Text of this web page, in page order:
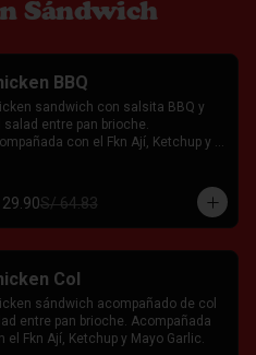
Sándwich
BBQ
sandwich con salsita BBQ y
salad entre pan brioche.
con el Fkn Ají, Ketchup y
S/ 64.83
Col
sándwich acompañado de col
entre pan brioche. Acompañada
el Fkn Ají, Ketchup y Mayo Garlic.